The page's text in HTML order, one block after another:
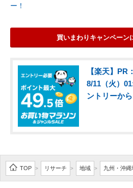
ー！
買いまわりキャンペーン
【楽天】PR
8/11（火）
ントリーから
TOP > リサーチ > 地域 > 九州・沖縄